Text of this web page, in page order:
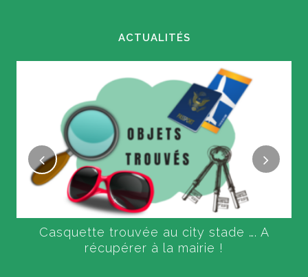
ACTUALITÉS
Casquette trouvée au city stade …. A
récupérer à la mairie !